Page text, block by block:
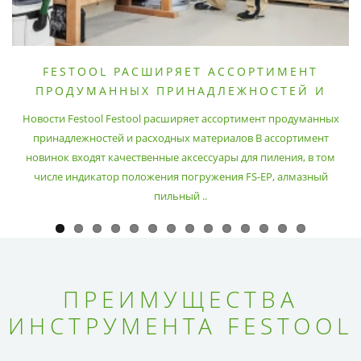
FESTOOL РАСШИРЯЕТ АССОРТИМЕНТ
ПРОДУМАННЫХ ПРИНАДЛЕЖНОСТЕЙ И
Новости Festool Festool расширяет ассортимент продуманных
принадлежностей и расходных материалов В ассортимент
новинок входят качественные аксессуары для пиления, в том
числе индикатор положения погружения FS-EP, алмазный
пильный ..
ПРЕИМУЩЕСТВА
ИНСТРУМЕНТА FESTOOL